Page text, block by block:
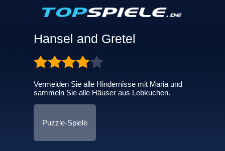
Hansel and Gretel
Vermeiden Sie alle Hindernisse mit Maria und
sammeln Sie alle Häuser aus Lebkuchen.
Puzzle-Spiele